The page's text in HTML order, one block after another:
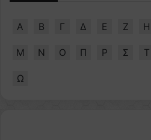
Α Β Γ Δ Ε Ζ Η
Μ Ν Ο Π Ρ Σ Τ
Ω